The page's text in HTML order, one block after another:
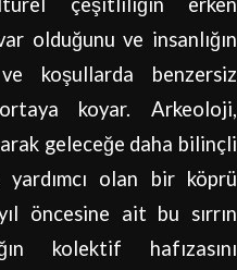
olduğunu ve insanlığın
koşullarda benzersiz
koyar. Arkeoloji,
geleceğe daha bilinçli
yardımcı olan bir köprü
öncesine ait bu sırrın
kolektif hafızasını